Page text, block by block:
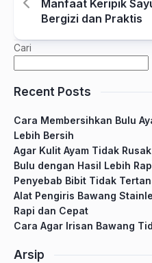
Manfaat Keripik
Bergizi dan Praktis
Cari
Recent Posts
Cara Membersihkan Bulu
Lebih Bersih
Agar Kulit Ayam Tidak
Bulu dengan Hasil Lebih
Penyebab Bibit Tidak
Alat Pengiris Bawang
Rapi dan Cepat
Cara Agar Irisan Bawang
Arsip